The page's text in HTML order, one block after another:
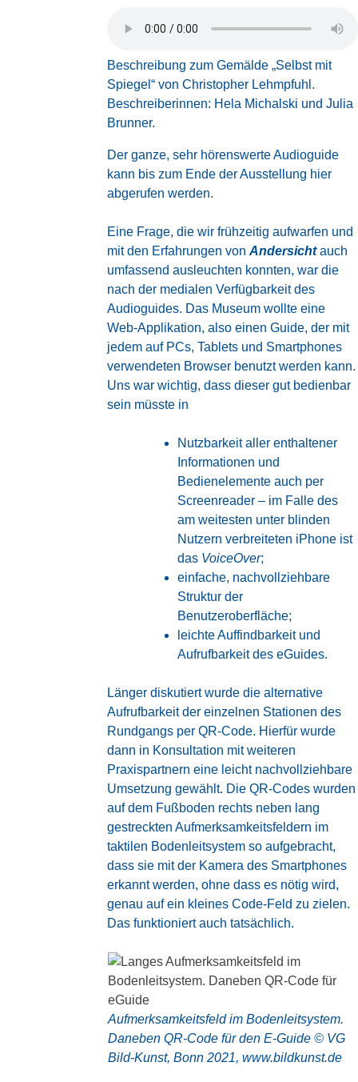
Beschreibung zum Gemälde „Selbst mit
Spiegel“ von Christopher Lehmpfuhl.
Beschreiberinnen: Hela Michalski und Julia
Brunner.
Der ganze, sehr hörenswerte Audioguide
kann bis zum Ende der Ausstellung hier
abgerufen werden.
Eine Frage, die wir frühzeitig aufwarfen und
mit den Erfahrungen vonAndersichtauch
umfassend ausleuchten konnten, war die
nach der medialen Verfügbarkeit des
Audioguides. Das Museum wollte eine
Web-Applikation, also einen Guide, der mit
jedem auf PCs, Tablets und Smartphones
verwendeten Browser benutzt werden kann.
Uns war wichtig, dass dieser gut bedienbar
sein müsste in
Nutzbarkeit aller enthaltener
Informationen und
Bedienelemente auch per
Screenreader – im Falle des
am weitesten unter blinden
Nutzern verbreiteten iPhone ist
das VoiceOver;
einfache, nachvollziehbare
Struktur der
Benutzeroberfläche;
leichte Auffindbarkeit und
Aufrufbarkeit des eGuides.
Länger diskutiert wurde die alternative
Aufrufbarkeit der einzelnen Stationen des
Rundgangs per QR-Code. Hierfür wurde
dann in Konsultation mit weiteren
Praxispartnern eine leicht nachvollziehbare
Umsetzung gewählt. Die QR-Codes wurden
auf dem Fußboden rechts neben lang
gestreckten Aufmerksamkeitsfeldern im
taktilen Bodenleitsystem so aufgebracht,
dass sie mit der Kamera des Smartphones
erkannt werden, ohne dass es nötig wird,
genau auf ein kleines Code-Feld zu zielen.
Das funktioniert auch tatsächlich.
Aufmerksamkeitsfeld im Bodenleitsystem.
Daneben QR-Code für den E-Guide © VG
Bild-Kunst, Bonn 2021, www.bildkunst.de